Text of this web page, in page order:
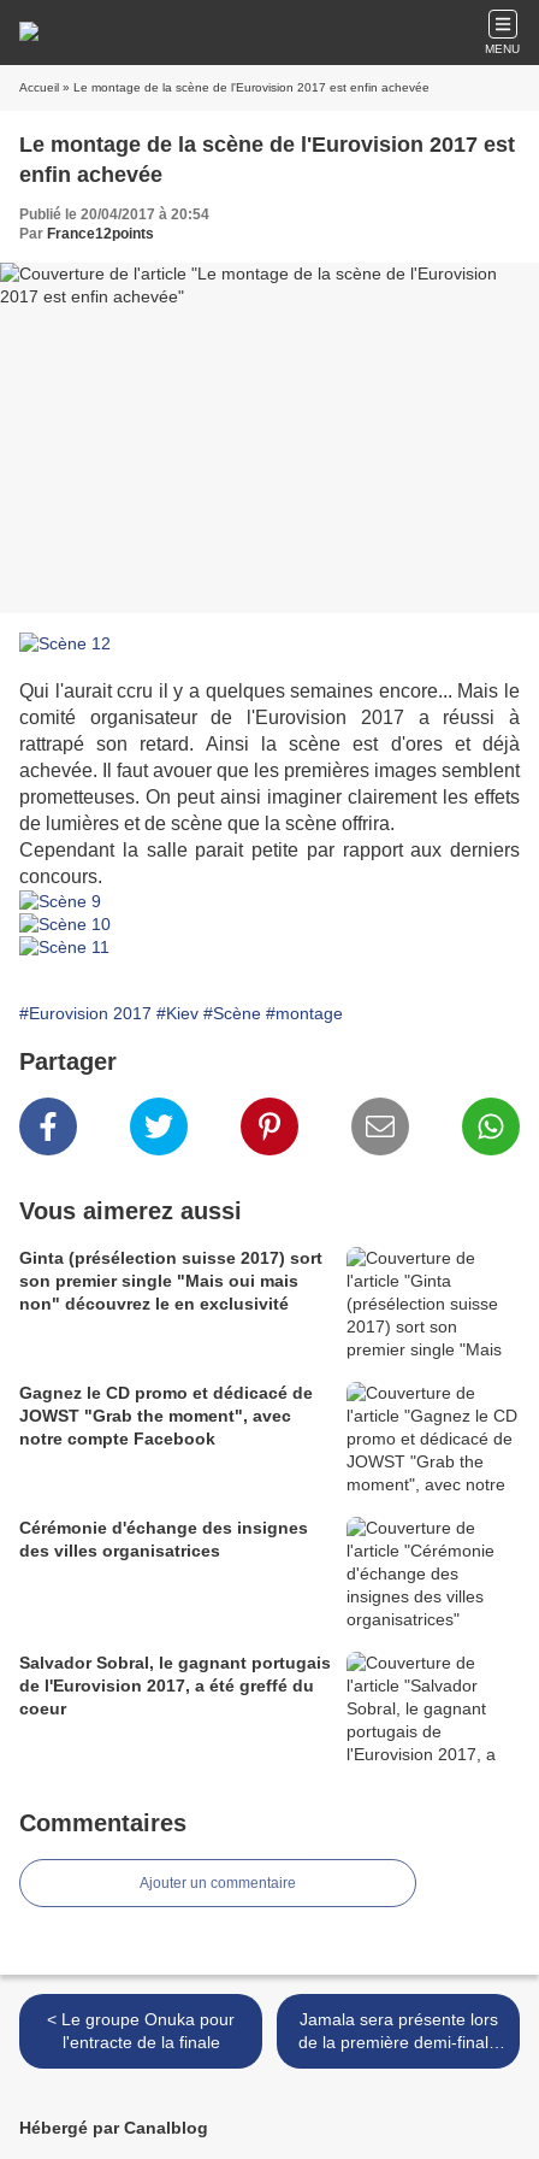
MENU
Accueil » Le montage de la scène de l'Eurovision 2017 est enfin achevée
Le montage de la scène de l'Eurovision 2017 est
enfin achevée
Publié le 20/04/2017 à 20:54
Par France12points
Qui l'aurait ccru il y a quelques semaines encore... Mais le
comité organisateur de l'Eurovision 2017 a réussi à
rattrapé son retard. Ainsi la scène est d'ores et déjà
achevée. Il faut avouer que les premières images semblent
prometteuses. On peut ainsi imaginer clairement les effets
de lumières et de scène que la scène offrira.
Cependant la salle parait petite par rapport aux derniers
concours.
#Eurovision 2017 #Kiev #Scène #montage
Partager
Vous aimerez aussi
Ginta (présélection suisse 2017) sort
son premier single "Mais oui mais
non" découvrez le en exclusivité
Gagnez le CD promo et dédicacé de
JOWST "Grab the moment", avec
notre compte Facebook
Cérémonie d'échange des insignes
des villes organisatrices
Salvador Sobral, le gagnant portugais
de l'Eurovision 2017, a été greffé du
coeur
Commentaires
Ajouter un commentaire
< Le groupe Onuka pour
l'entracte de la finale
Jamala sera présente lors
de la première demi-finale
et lors de la finale où elle
Hébergé par Canalblog